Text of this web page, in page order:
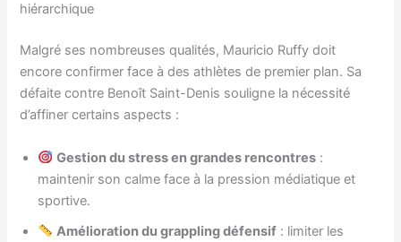
hiérarchique
Malgré ses nombreuses qualités, Mauricio Ruffy doit
encore confirmer face à des athlètes de premier plan. Sa
défaite contre Benoît Saint-Denis souligne la nécessité
d’affiner certains aspects :
Gestion du stress en grandes rencontres :
maintenir son calme face à la pression médiatique et
sportive.
Amélioration du grappling défensif : limiter les